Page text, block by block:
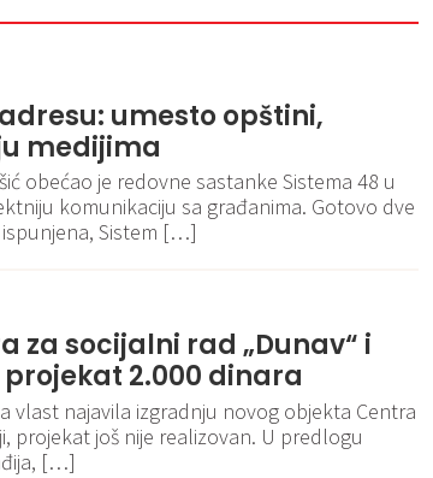
umesto opštini,
medijima
obećao je redovne sastanke Sistema 48 u
komunikaciju sa građanima. Gotovo dve
Sistem […]
za socijalni rad „Dunav“ i
2.000 dinara
vlast najavila izgradnju novog objekta Centra
projekat još nije realizovan. U predlogu
[…]